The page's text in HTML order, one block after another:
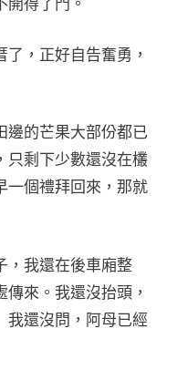
得了門。
，正好自告奮勇，
邊的芒果大部份都已
只剩下少數還沒在欉
一個禮拜回來，那就
，我還在後車廂整
來。我還沒抬頭，
我還沒問，阿母已經